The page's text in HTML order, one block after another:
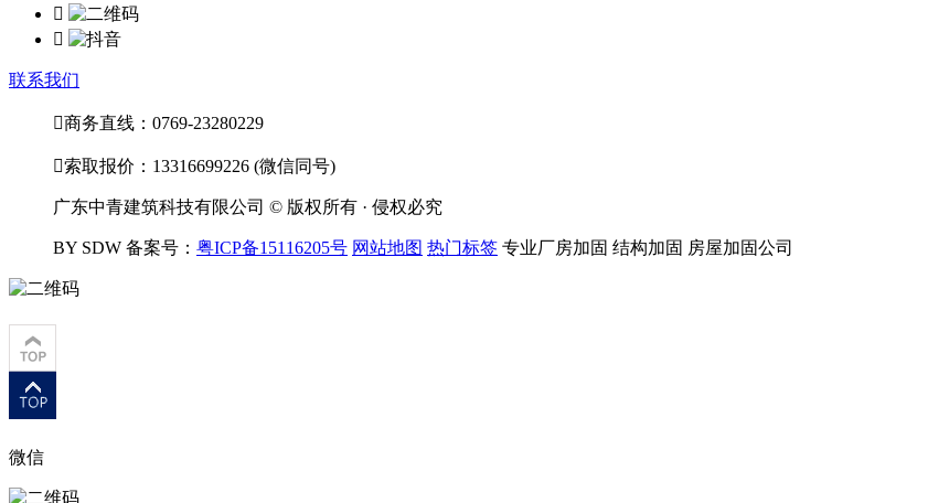


联系我们
商务直线：0769-23280229
索取报价：13316699226 (微信同号)
广东中青建筑科技有限公司 © 版权所有 · 侵权必究
BY SDW 备案号： 粤ICP备15116205号 网站地图 热门标签 专业厂房加固 结构加固 房屋加固公司
微信